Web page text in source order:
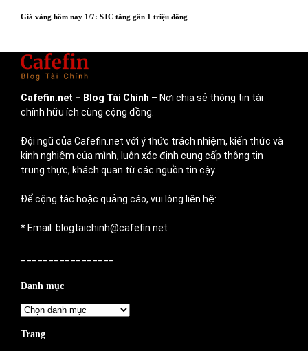
Giá vàng hôm nay 1/7: SJC tăng gần 1 triệu đồng
Cafefin.net – Blog Tài Chính – Nơi chia sẻ thông tin tài
chính hữu ích cùng cộng đồng.
Đội ngũ của Cafefin.net với ý thức trách nhiệm, kiến thức và
kinh nghiệm của mình, luôn xác định cung cấp thông tin
trung thực, khách quan từ các nguồn tin cậy.
Để cộng tác hoặc quảng cáo, vui lòng liên hệ:
* Email: blogtaichinh@cafefin.net
Danh mục
Danh
Trang